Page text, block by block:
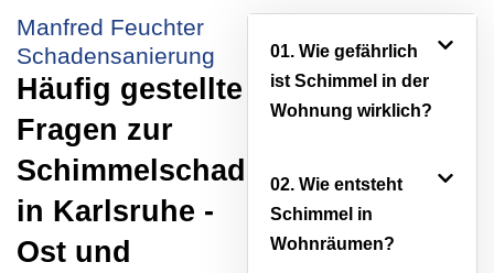
Manfred Feuchter
Schadensanierung
Häufig gestellte
Fragen zur
Schimmelschadensanierung
in Karlsruhe -
Ost und
01. Wie gefährlich
ist Schimmel in der
Wohnung wirklich?
02. Wie entsteht
Schimmel in
Wohnräumen?